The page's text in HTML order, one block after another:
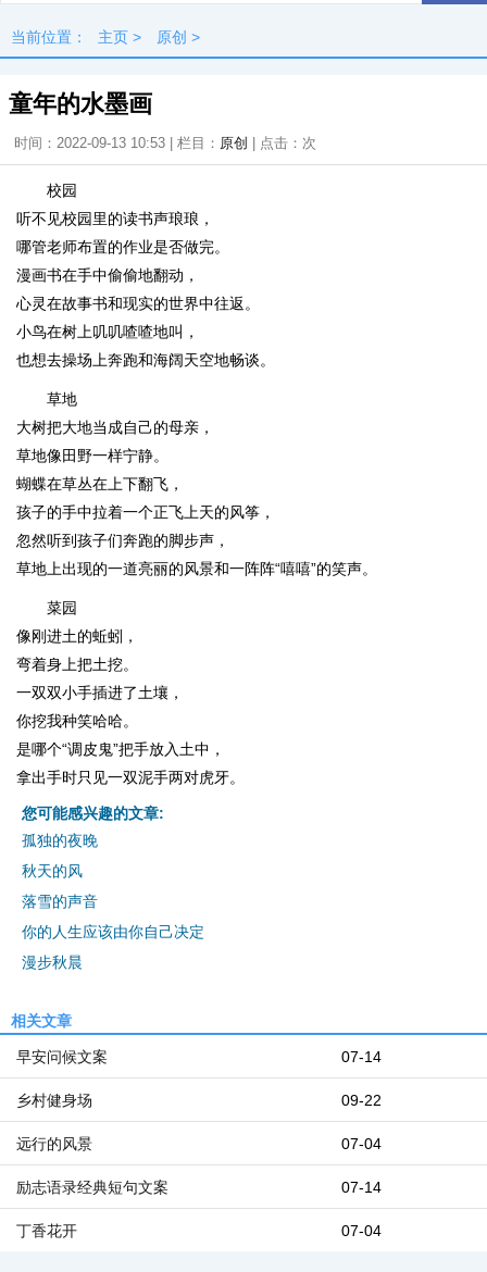
当前位置： 主页 > 原创 >
童年的水墨画
时间：2022-09-13 10:53 | 栏目： 原创 | 点击： 次
校园
听不见校园里的读书声琅琅，
哪管老师布置的作业是否做完。
漫画书在手中偷偷地翻动，
心灵在故事书和现实的世界中往返。
小鸟在树上叽叽喳喳地叫，
也想去操场上奔跑和海阔天空地畅谈。
草地
大树把大地当成自己的母亲，
草地像田野一样宁静。
蝴蝶在草丛在上下翻飞，
孩子的手中拉着一个正飞上天的风筝，
忽然听到孩子们奔跑的脚步声，
草地上出现的一道亮丽的风景和一阵阵“嘻嘻”的笑声。
菜园
像刚进土的蚯蚓，
弯着身上把土挖。
一双双小手插进了土壤，
你挖我种笑哈哈。
是哪个“调皮鬼”把手放入土中，
拿出手时只见一双泥手两对虎牙。
您可能感兴趣的文章:
孤独的夜晚
秋天的风
落雪的声音
你的人生应该由你自己决定
漫步秋晨
相关文章
07-14
早安问候文案
09-22
乡村健身场
07-04
远行的风景
07-14
励志语录经典短句文案
07-04
丁香花开